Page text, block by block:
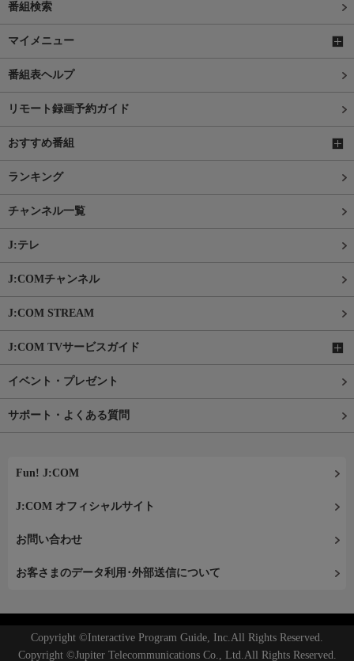
番組検索
マイメニュー
番組表ヘルプ
リモート録画予約ガイド
おすすめ番組
ランキング
チャンネル一覧
J:テレ
J:COMチャンネル
J:COM STREAM
J:COM TVサービスガイド
イベント・プレゼント
サポート・よくある質問
Fun! J:COM
J:COM オフィシャルサイト
お問い合わせ
お客さまのデータ利用･外部送信について
Copyright ©Interactive Program Guide, Inc.All Rights Reserved.
Copyright ©Jupiter Telecommunications Co., Ltd.All Rights Reserved.